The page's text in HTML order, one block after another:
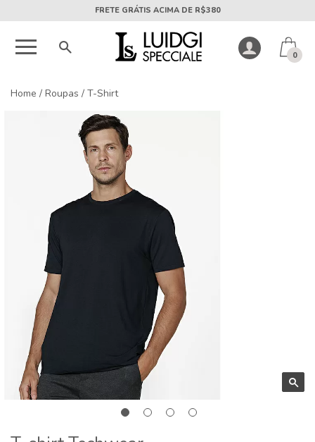
5X SEM JUROS PARCELA MÍNIMA DE R$50
0
Home / Roupas / T-Shirt